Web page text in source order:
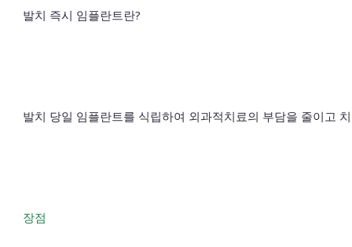
발치 즉시 임플란트란?
발치 당일 임플란트를 식립하여 외과적치료의 부담을 줄이고
장점